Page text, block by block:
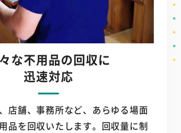
な不用品の回収に
迅速対応
店舗、事務所など、あらゆる場面
品を回収いたします。回収量に制